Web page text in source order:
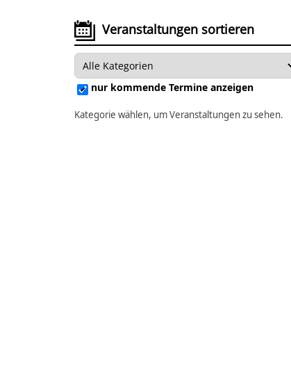
Veranstaltungen sortieren
nur kommende Termine anzeigen
Kategorie wählen, um Veranstaltungen zu sehen.